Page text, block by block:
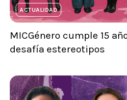
ACTUALIDAD
MICGénero cumple 15
desafía estereotipos